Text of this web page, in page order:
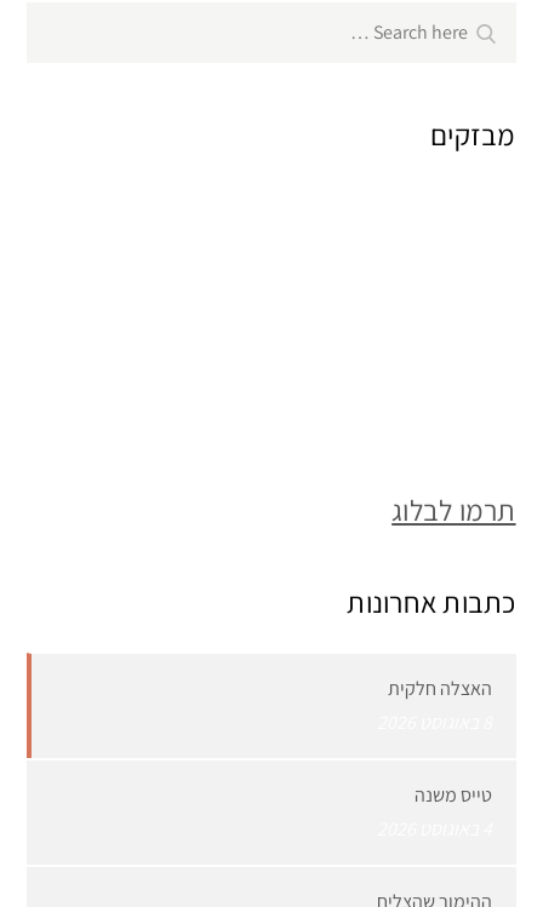
for:
Search
מבזקים
תרמו לבלוג
כתבות אחרונות
האצלה חלקית
טייס משנה
ההימור שהצליח